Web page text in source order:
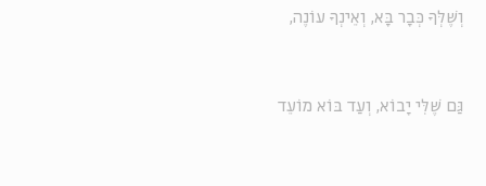
וְשֶׁלְּךָ כְּבָר בָּא, וְאֵינְךָ עוֹנֶה,
גַּם שֶׁלִּי יָבוֹא, וְעַד בּוֹא מוֹעֵד